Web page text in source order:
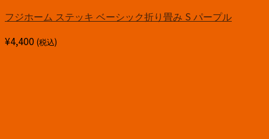
フジホーム ステッキ ベーシック折り畳み S パープル
¥4,400 (税込)